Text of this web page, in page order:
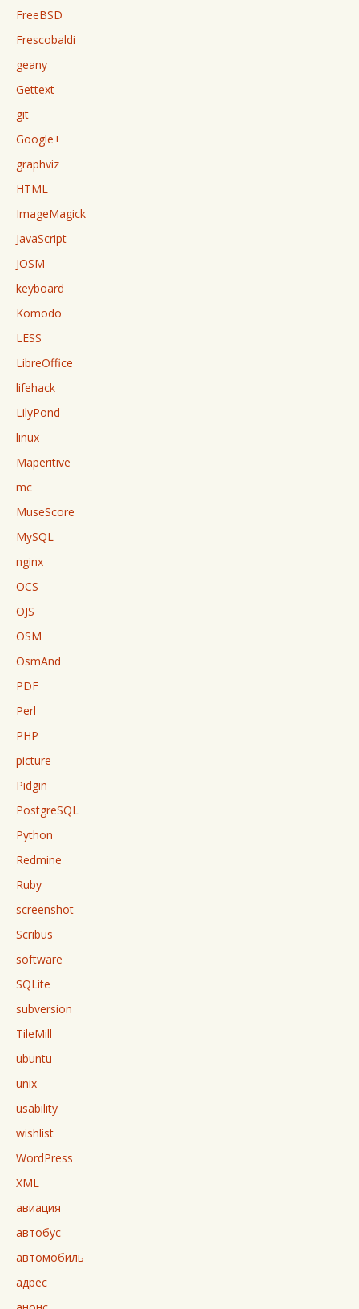
FreeBSD
Frescobaldi
geany
Gettext
git
Google+
graphviz
HTML
ImageMagick
JavaScript
JOSM
keyboard
Komodo
LESS
LibreOffice
lifehack
LilyPond
linux
Maperitive
mc
MuseScore
MySQL
nginx
OCS
OJS
OSM
OsmAnd
PDF
Perl
PHP
picture
Pidgin
PostgreSQL
Python
Redmine
Ruby
screenshot
Scribus
software
SQLite
subversion
TileMill
ubuntu
unix
usability
wishlist
WordPress
XML
авиация
автобус
автомобиль
адрес